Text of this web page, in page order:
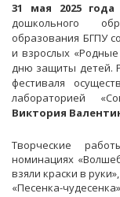
31 мая 2025 года
дошкольного
образования БГПУ
и взрослых
дню защиты детей.
фестиваля
лабораторией
Виктория
Творческие
номинациях
взяли краски в
«Песенка-